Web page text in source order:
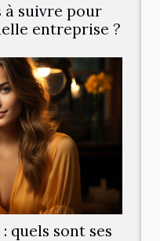
à suivre pour
entreprise ?
quels sont ses